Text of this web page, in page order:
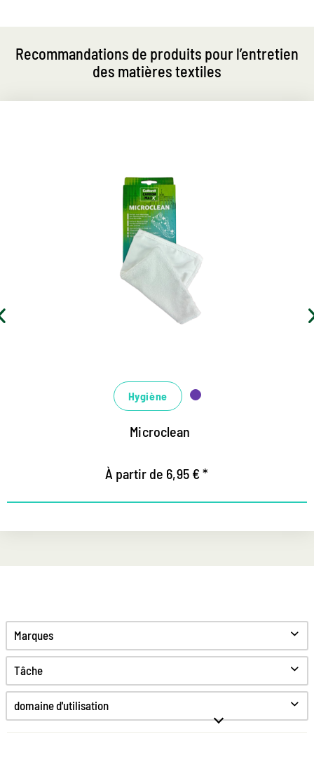
Recommandations de produits pour l’entretien
des matières textiles
MaxX Microclean
Gant en microfibre pour tous les matériaux.
Parfait pour essuyer la tige et la semelle
Enlève l'excès de liquide de nettoyage ou de mousse
Hygiène
Microclean
À partir de 6,95 € *
Marques
Tâche
Nettoyer
S'occuper de
domaine d'utilisation